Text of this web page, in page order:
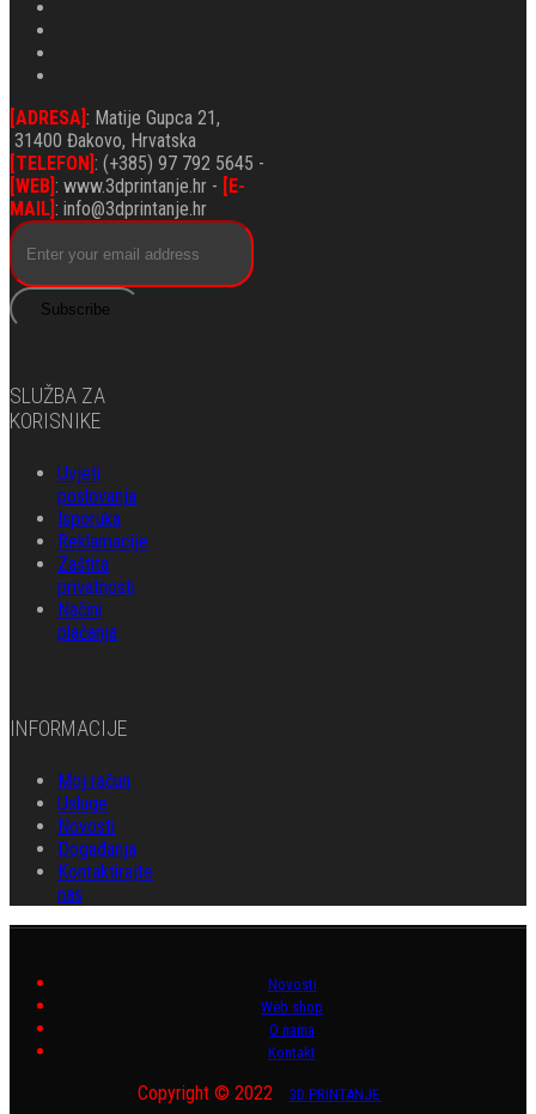
[ADRESA] : Matije Gupca 21,
31400 Đakovo, Hrvatska
[TELEFON] : (+385) 97 792 5645 -
[WEB] : www.3dprintanje.hr -
[E-
MAIL] : info@3dprintanje.hr
Subscribe
SLUŽBA ZA
KORISNIKE
Uvjeti
poslovanja
Isporuka
Reklamacije
Zaštita
privatnosti
Načini
plaćanja
INFORMACIJE
Moj račun
Usluge
Novosti
Događanja
Kontaktirajte
nas
Novosti
Web shop
O nama
Kontakt
Copyright © 2022 3D PRINTANJE